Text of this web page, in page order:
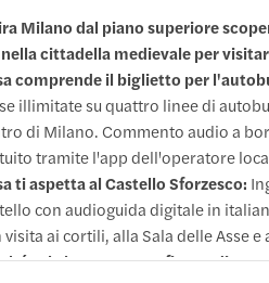
Milano dal piano superiore
cittadella medievale per
comprende il biglietto per
illimitate su quattro linee di
di Milano. Commento audio a
tramite l'app dell'operatore
ti aspetta al Castello Sforzesco:
con audioguida digitale in
visita ai cortili, alla Sala delle Asse
vale la pena approfittare di
e informazioni importanti